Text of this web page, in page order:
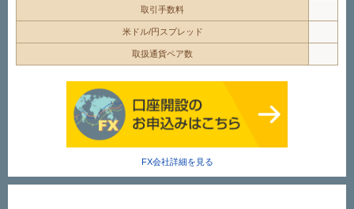
取引手数料
米ドル/円スプレッド
取扱通貨ペア数
FX会社詳細を見る